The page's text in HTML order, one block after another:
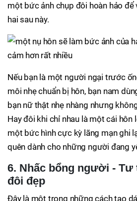
một bức ảnh chụp đôi hoàn hảo để
hai sau này.
Nếu bạn là một người ngại trước
môi nhẹ chuẩn bị hôn, bạn nam
bạn nữ thật nhẹ nhàng nhưng
Hay đôi khi chỉ nhau là một cái hôn
một bức hình cực kỳ lãng mạn ghi
quên dành cho những người đang
6. Nhấc bổng người - Tư
đôi đẹp
Đây là một trong những cách tạo